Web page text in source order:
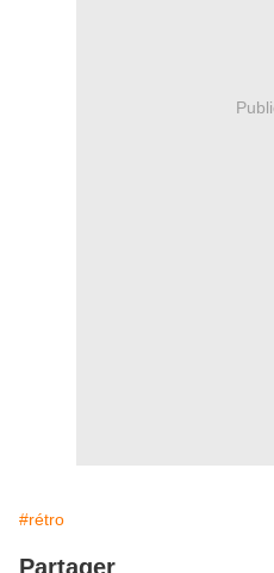
#rétro
Partager